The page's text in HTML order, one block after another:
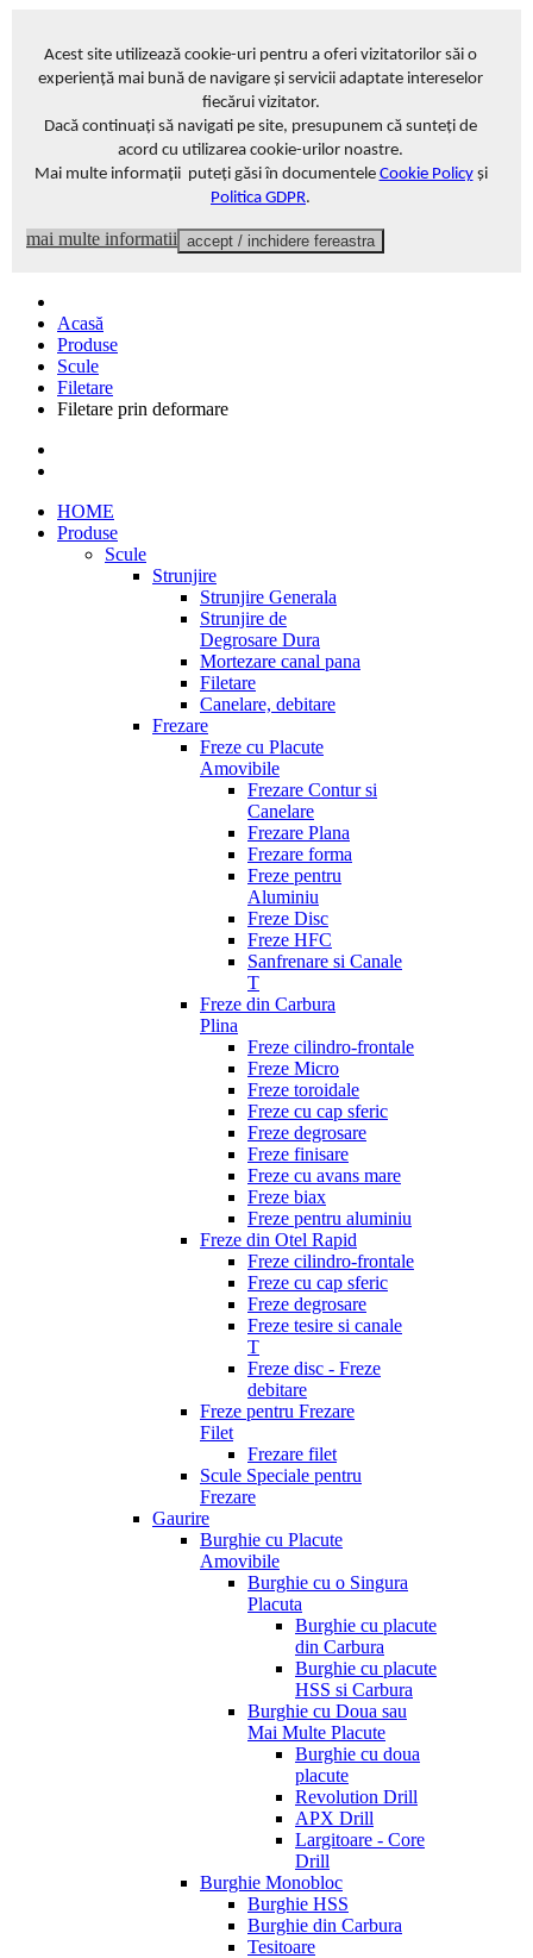
Acest site utilizează cookie-uri pentru a oferi vizitatorilor săi o
experiență mai bună de navigare și servicii adaptate intereselor
fiecărui vizitator.
Dacă continuați să navigati pe site, presupunem că sunteți de
acord cu utilizarea cookie-urilor noastre.
Mai multe informații puteți găsi în documentele Cookie Policyși
Politica GDPR.
mai multe informatii accept / inchidere fereastra
Acasă
Produse
Scule
Filetare
Filetare prin deformare
HOME
Produse
Scule
Strunjire
Strunjire Generala
Strunjire de
Degrosare Dura
Mortezare canal pana
Filetare
Canelare, debitare
Frezare
Freze cu Placute
Amovibile
Frezare Contur si
Canelare
Frezare Plana
Frezare forma
Freze pentru
Aluminiu
Freze Disc
Freze HFC
Sanfrenare si Canale
T
Freze din Carbura
Plina
Freze cilindro-frontale
Freze Micro
Freze toroidale
Freze cu cap sferic
Freze degrosare
Freze finisare
Freze cu avans mare
Freze biax
Freze pentru aluminiu
Freze din Otel Rapid
Freze cilindro-frontale
Freze cu cap sferic
Freze degrosare
Freze tesire si canale
T
Freze disc - Freze
debitare
Freze pentru Frezare
Filet
Frezare filet
Scule Speciale pentru
Frezare
Gaurire
Burghie cu Placute
Amovibile
Burghie cu o Singura
Placuta
Burghie cu placute
din Carbura
Burghie cu placute
HSS si Carbura
Burghie cu Doua sau
Mai Multe Placute
Burghie cu doua
placute
Revolution Drill
APX Drill
Largitoare - Core
Drill
Burghie Monobloc
Burghie HSS
Burghie din Carbura
Tesitoare